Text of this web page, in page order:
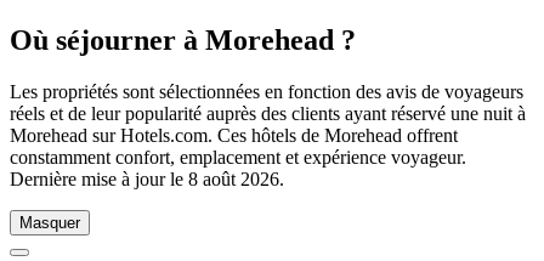
Où séjourner à Morehead ?
Les propriétés sont sélectionnées en fonction des avis de voyageurs
réels et de leur popularité auprès des clients ayant réservé une nuit à
Morehead sur Hotels.com. Ces hôtels de Morehead offrent
constamment confort, emplacement et expérience voyageur.
Dernière mise à jour le 8 août 2026.
Masquer